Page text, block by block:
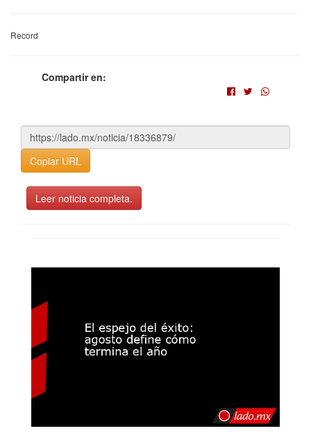
Record
Compartir en:
Copiar URL
Leer noticia completa.